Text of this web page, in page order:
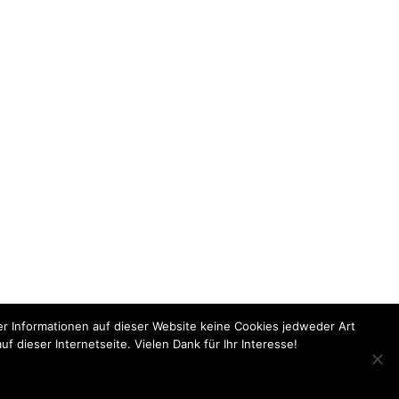
auf dieser Website keine Cookies jedweder Art
dieser Internetseite. Vielen Dank für Ihr Interesse!